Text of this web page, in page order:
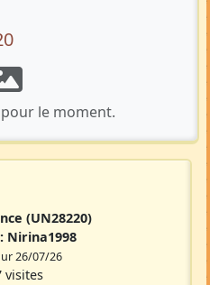
le moment.
(UN28220)
Nirina1998
26/07/26
visites